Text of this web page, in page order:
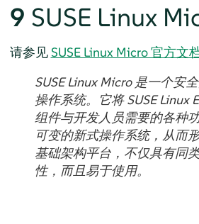
9 SUSE Linux
请参见SUSE Linux Micro 官方文
SUSE Linux Micro 是一个安
操作系统。它将 SUSE Linux
组件与开发人员需要的各种
可变的新式操作系统，从而
基础架构平台，不仅具有同
性，而且易于使用。